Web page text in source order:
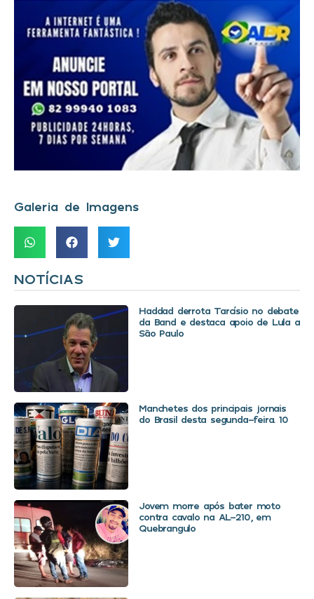
Galeria de Imagens
NOTÍCIAS
Haddad derrota Tarcísio no debate
da Band e destaca apoio de Lula a
São Paulo
Manchetes dos principais jornais
do Brasil desta segunda-feira. 10
Jovem morre após bater moto
contra cavalo na AL-210, em
Quebrangulo